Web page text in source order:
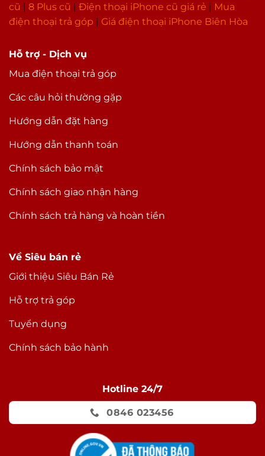
Hỗ trợ - Dịch vụ
Mua điện thoại trả góp
Các câu hỏi thường gặp
Hướng dẫn đặt hàng
Hướng dẫn thanh toán
Chính sách bảo mật
Chính sách giao nhận hàng
Chính sách trả hàng và hoàn tiền
Về Siêu bán rẻ
Giới thiệu Siêu Bán Rẻ
Hỗ trợ trả góp
Tuyển dụng
Chính sách bảo hành
Hotline 24/7
0846 023456
cũ | 8 Plus cũ | Điện thoại iPhone cũ giá rẻ | Mua
điện thoại trả góp | Giá điện thoại iPhone Biên Hòa